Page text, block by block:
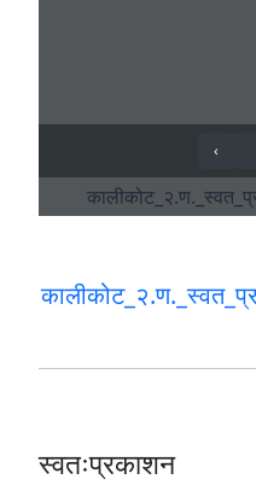
स्वतःप्रकाशन